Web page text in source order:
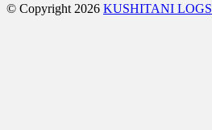
© Copyright 2026 KUSHITANI LOGS